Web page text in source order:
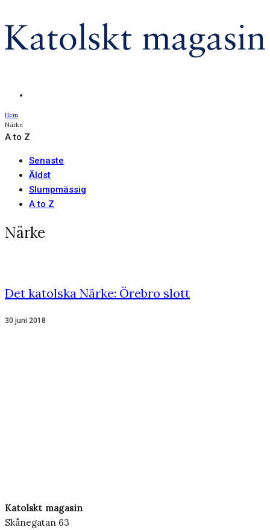
Hem
Närke
A to Z
Senaste
Äldst
Slumpmässig
A to Z
Närke
Det katolska Närke: Örebro slott
30 juni 2018
Katolskt magasin
Skånegatan 63